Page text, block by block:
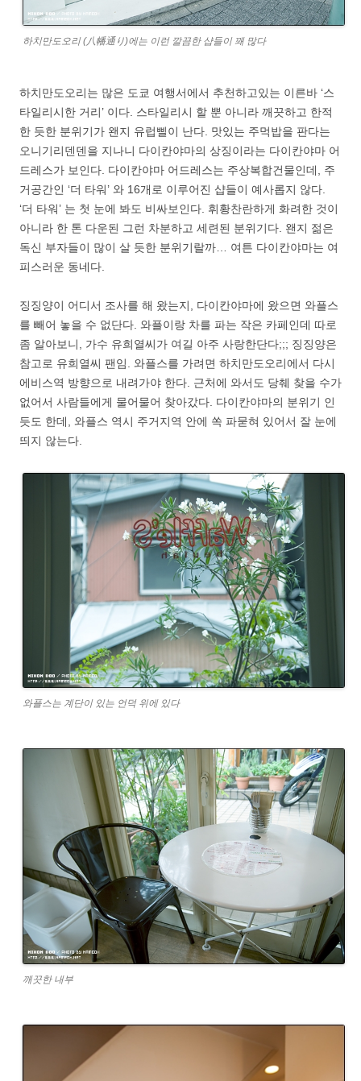
하치만도오리 (八幡通り)에는 이런 깔끔한 샵들이 꽤 많다
하치만도오리는 많은 도쿄 여행서에서 추천하고있는 이른바 ‘스
타일리시한 거리’ 이다. 스타일리시 할 뿐 아니라 깨끗하고 한적
한 듯한 분위기가 왠지 유럽삘이 난다. 맛있는 주먹밥을 판다는
오니기리덴덴을 지나니 다이칸야마의 상징이라는 다이칸야마 어
드레스가 보인다. 다이칸야마 어드레스는 주상복합건물인데, 주
거공간인 ‘더 타워’ 와 16개로 이루어진 샵들이 예사롭지 않다.
‘더 타워’ 는 첫 눈에 봐도 비싸보인다. 휘황찬란하게 화려한 것이
아니라 한 톤 다운된 그런 차분하고 세련된 분위기다. 왠지 젊은
독신 부자들이 많이 살 듯한 분위기랄까… 여튼 다이칸야마는 여
피스러운 동네다.
징징양이 어디서 조사를 해 왔는지, 다이칸야마에 왔으면 와플스
를 빼어 놓을 수 없단다. 와플이랑 차를 파는 작은 카페인데 따로
좀 알아보니, 가수 유희열씨가 여길 아주 사랑한단다;;; 징징양은
참고로 유희열씨 팬임. 와플스를 가려면 하치만도오리에서 다시
에비스역 방향으로 내려가야 한다. 근처에 와서도 당췌 찾을 수가
없어서 사람들에게 물어물어 찾아갔다. 다이칸야마의 분위기 인
듯도 한데, 와플스 역시 주거지역 안에 쏙 파묻혀 있어서 잘 눈에
띄지 않는다.
와플스는 계단이 있는 언덕 위에 있다
깨끗한 내부